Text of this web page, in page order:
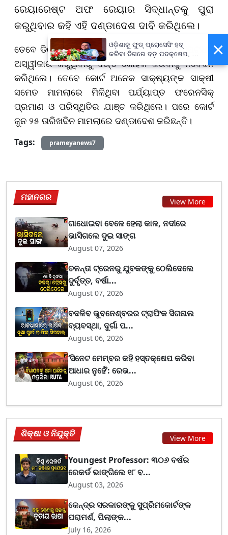
ରେୟାରେଷ୍ଟ ଅଫ ରେୟାର ସିଦ୍ଧାନ୍ତକୁ ପୁରା
କରୁଥିବାର କହି ଏହି ଦଣ୍ଡାଦେଶ ଦାବି କରିଥିଲେ।
ତେବେ ଡିଫେନ୍ସ ଓକିଲ ଅଭିଯୁକ୍ତର ବୟସ ଓ ଅପରାଧକୁ
ଅସ୍ୱୀକାର କରୁଥିବାରୁ ଦଣ୍ଡ କୋହଳ କରିବାକୁ ନିବେଦନ
କରିଥିଲେ। ତେବେ କୋର୍ଟ ଅନେକ ସାକ୍ଷ୍ୟଙ୍କ ସାକ୍ଷୀ
ସମେତ ମାମଲାରେ ମିଳିଥିବା ପର୍ଯ୍ୟାପ୍ତ ଫରେନସିକ୍
ପ୍ରମାଣ ଓ ପରିସ୍ଥିତିର ଯାଞ୍ଚ କରିଥିଲେ। ପରେ କୋର୍ଟ
ଜୁନ ୨୫ ତାରିଖଦିନ ମାମଲାରେ ଦଣ୍ଡାଦେଶ କରିଛନ୍ତି।
Tags: prameyanews7
ମହାନଗର View More
ଗାଧୋଇବା ବେଳେ ହେଲା କାଳ, ନଦୀରେ
ଭାସିଗଲେ ଦୁଇ ସାଙ୍ଗ
August 07, 2026
ଚଳନ୍ତା ଟ୍ରେନରୁ ଯୁବକଙ୍କୁ ଠେଲିଦେଲେ
ଦୁର୍ବୃତ୍ତ, ବର୍ଷା...
August 07, 2026
ବଦଳିବ ଭୁବନେଶ୍ବରର ଟ୍ରାଫିକ ସିଗନାଲ
ବ୍ୟବସ୍ଥା, ଦୁର୍ଗା ପ...
August 06, 2026
‘ସିନେଟ ମେମ୍ବର କହି ହସ୍ତକ୍ଷେପ କରିବା
ଆଧାର ନୁହେଁ’: ରେଭ...
August 06, 2026
ଶିକ୍ଷା ଓ ନିଯୁକ୍ତି View More
Youngest Professor: ୩୦୬ ବର୍ଷର
ରେକର୍ଡ ଭାଙ୍ଗିଲେ ୧୮ ବ...
August 03, 2026
କେନ୍ଦ୍ର ସରକାରଙ୍କୁ ସୁପ୍ରିମକୋର୍ଟଙ୍କ
ପରାମର୍ଶ, ପିଲାଙ୍କ...
July 16, 2026
×
ଓଡ଼ିଶାକୁ ଫୁଡ୍ ପ୍ରୋସେସିଂ ହବ୍
କରିବା ଦିଗରେ ବଡ଼ ପଦକ୍ଷେପ, ୪୨